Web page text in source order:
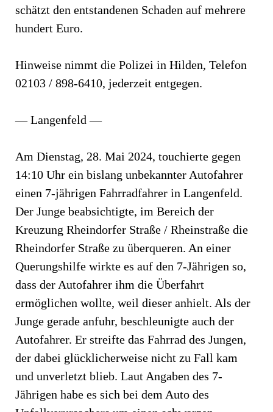
schätzt den entstandenen Schaden auf mehrere
hundert Euro.
Hinweise nimmt die Polizei in Hilden, Telefon
02103 / 898-6410, jederzeit entgegen.
— Langenfeld —
Am Dienstag, 28. Mai 2024, touchierte gegen
14:10 Uhr ein bislang unbekannter Autofahrer
einen 7-jährigen Fahrradfahrer in Langenfeld.
Der Junge beabsichtigte, im Bereich der
Kreuzung Rheindorfer Straße / Rheinstraße die
Rheindorfer Straße zu überqueren. An einer
Querungshilfe wirkte es auf den 7-Jährigen so,
dass der Autofahrer ihm die Überfahrt
ermöglichen wollte, weil dieser anhielt. Als der
Junge gerade anfuhr, beschleunigte auch der
Autofahrer. Er streifte das Fahrrad des Jungen,
der dabei glücklicherweise nicht zu Fall kam
und unverletzt blieb. Laut Angaben des 7-
Jährigen habe es sich bei dem Auto des